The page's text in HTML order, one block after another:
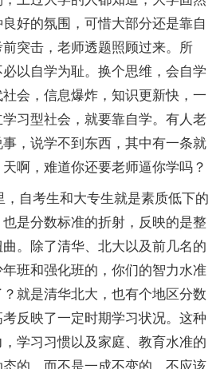
好的氛围，可惜大部分还是靠自
突击，老师透题照顾过来。所
以自学为耻。换个思维，会自学
会，信息爆炸，知识更新快，一
习型社会，就要靠自学。有人老
，说学不到东西，其中有一条就
啊，难道你还要老师逼你学吗？
自考生和大专生就是素质低下的
是分数标准的折射，反映的是整
。除了清华、北大以及前几名的
班和强化班的，你们的智力水准
就是清华北大，也有个地区分数
反映了一定时期学习状况。这种
学习习惯以及家庭、教育水准的
的，而不是一成不变的，不应该